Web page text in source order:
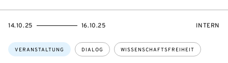
Themen:
VERANSTALTUNG DIALOG WISSENSCHAFTSFREIHEIT
EVENTBEGINSON
14.10.25
EVENTENDSON 16.10.25 INTERN